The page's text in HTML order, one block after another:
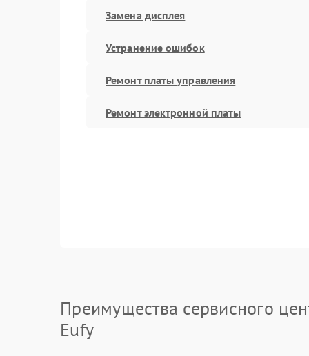
Замена дисплея
Устранение ошибок
Ремонт платы управления
Ремонт электронной платы
Преимущества сервисного
Eufy